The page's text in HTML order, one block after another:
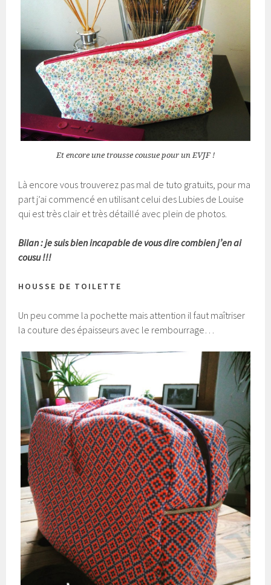
Et encore une trousse cousue pour un EVJF !
Là encore vous trouverez pas mal de tuto gratuits, pour ma
part j’ai commencé en utilisant celui des Lubies de Louise
qui est très clair et très détaillé avec plein de photos.
Bilan : je suis bien incapable de vous dire combien j’en ai
cousu !!!
HOUSSE DE TOILETTE
Un peu comme la pochette mais attention il faut maîtriser
la couture des épaisseurs avec le rembourrage…